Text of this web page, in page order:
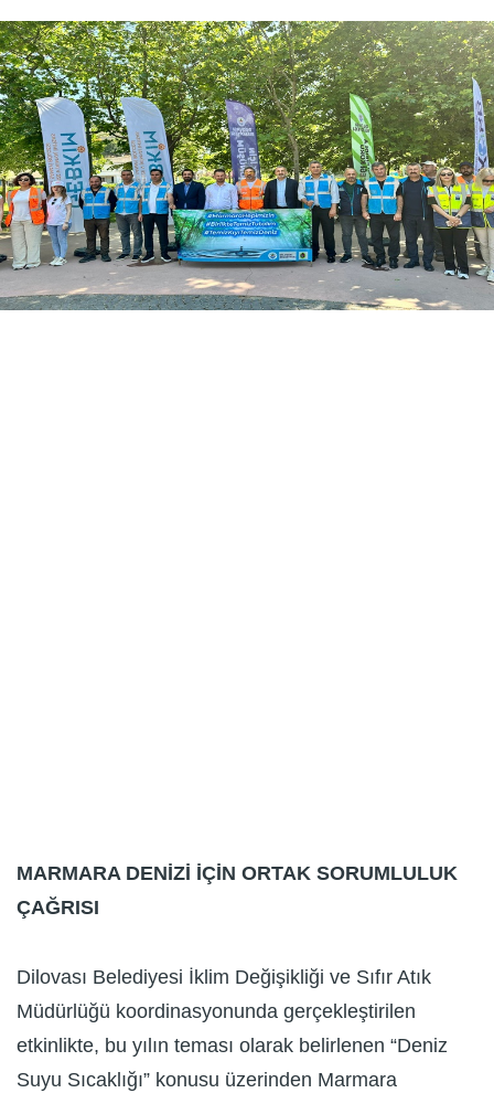
MARMARA DENİZİ İÇİN ORTAK SORUMLULUK
ÇAĞRISI
Dilovası Belediyesi İklim Değişikliği ve Sıfır Atık
Müdürlüğü koordinasyonunda gerçekleştirilen
etkinlikte, bu yılın teması olarak belirlenen “Deniz
Suyu Sıcaklığı” konusu üzerinden Marmara